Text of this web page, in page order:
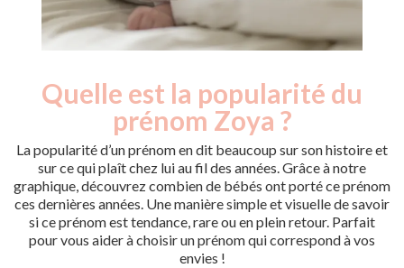
Quelle est la popularité du
prénom Zoya ?
La popularité d’un prénom en dit beaucoup sur son histoire et
sur ce qui plaît chez lui au fil des années. Grâce à notre
graphique, découvrez combien de bébés ont porté ce prénom
ces dernières années. Une manière simple et visuelle de savoir
si ce prénom est tendance, rare ou en plein retour. Parfait
pour vous aider à choisir un prénom qui correspond à vos
envies !
Année
Nouveaux-
nés
2013
8
2014
6
2015
9
2017
8
2018
9
2019
11